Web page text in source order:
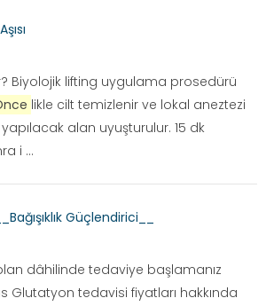
Biyolojik lifting uygulama prosedürü
likle cilt temizlenir ve lokal aneztezi
alan uyuşturulur. 15 dk
i ...
Güçlendirici__
dâhilinde tedaviye başlamanız
Glutatyon tedavisi fiyatları hakkında